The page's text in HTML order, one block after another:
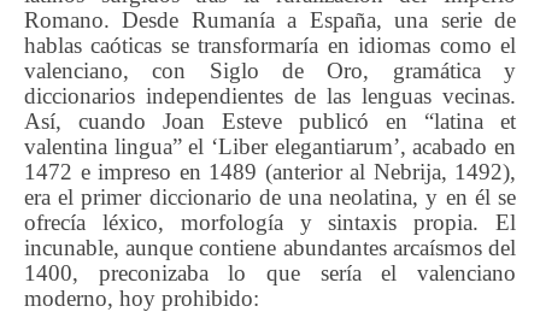
Romano. Desde Rumanía a España, una serie de
hablas caóticas se transformaría en idiomas como el
valenciano, con Siglo de Oro, gramática y
diccionarios independientes de las lenguas vecinas.
Así, cuando Joan Esteve publicó en “latina et
valentina lingua” el ‘Liber elegantiarum’, acabado en
1472 e impreso en 1489 (anterior al Nebrija, 1492),
era el primer diccionario de una neolatina, y en él se
ofrecía léxico, morfología y sintaxis propia. El
incunable, aunque contiene abundantes arcaísmos del
1400, preconizaba lo que sería el valenciano
moderno, hoy prohibido: